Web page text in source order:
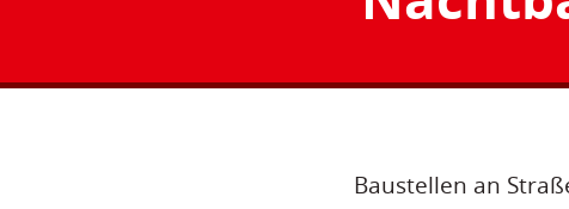
Baustellen an